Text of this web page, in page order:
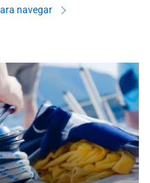
navegar